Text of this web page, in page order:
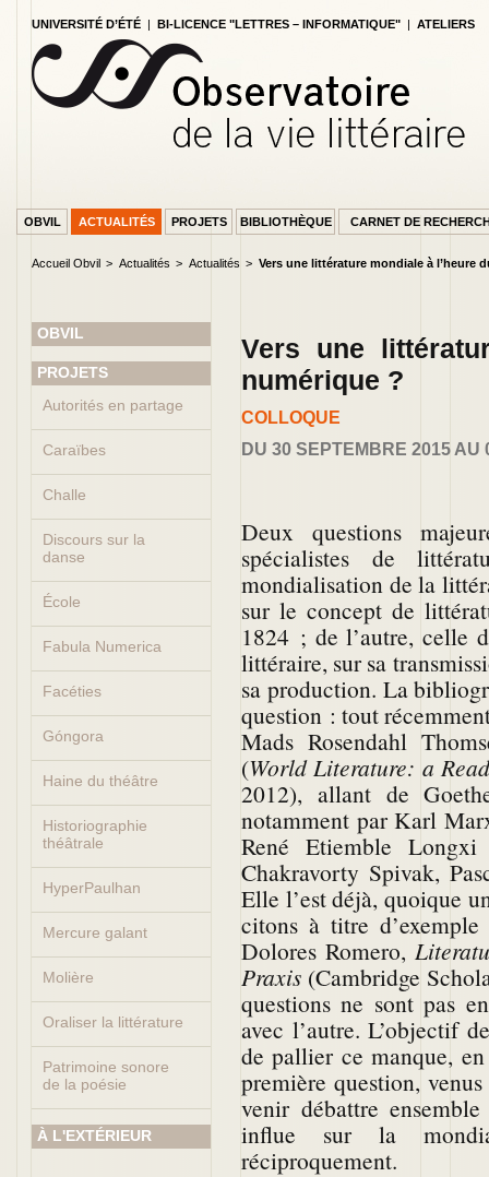
UNIVERSITÉ D’ÉTÉ | BI-LICENCE "LETTRES – INFORMATIQUE" | ATELIERS
OBVIL ACTUALITÉS PROJETS BIBLIOTHÈQUE CARNET DE
Accueil Obvil Actualités Actualités Vers une littérature mondiale à l’heure
OBVIL
PROJETS
Autorités en partage
Caraïbes
Challe
Discours sur la
danse
École
Fabula Numerica
Facéties
Góngora
Haine du théâtre
Historiographie
théâtrale
HyperPaulhan
Mercure galant
Molière
Oraliser la littérature
Patrimoine sonore
de la poésie
À L'EXTÉRIEUR
PAGE ACCUEIL
Vers une
numérique ?
COLLOQUE
DU 30 SEPTEMBRE 2015 AU
Deux questions
spécialistes de
mondialisation de la
sur le concept de
1824 ; de l’autre, celle
littéraire, sur sa
sa production. La
question : tout
Mads Rosendahl
(World Literature: a
2012), allant de
notamment par Karl
René Etiemble
Chakravorty Spivak,
Elle l’est déjà, quoique
citons à titre
Dolores Romero,
Praxis (Cambridge
questions ne sont pas
avec l’autre. L’objectif
de pallier ce manque,
première question,
venir débattre
influe sur la
réciproquement.